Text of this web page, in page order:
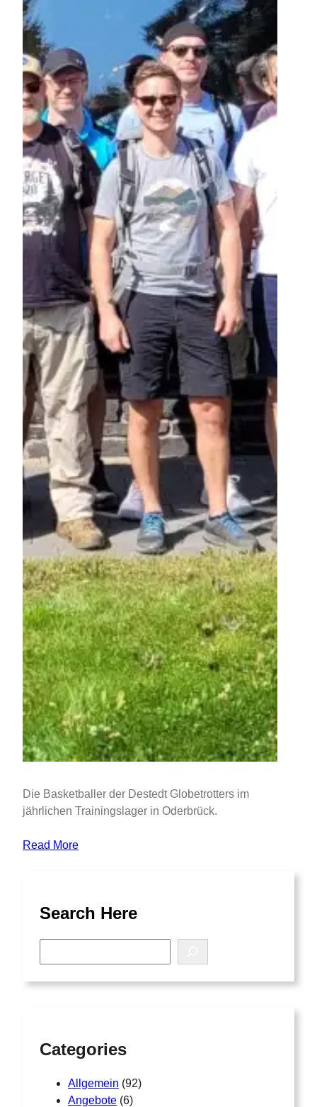
Die Basketballer der Destedt Globetrotters im
jährlichen Trainingslager in Oderbrück.
Read More
Search Here
e
a
Categories
Allgemein (92)
Angebote (6)